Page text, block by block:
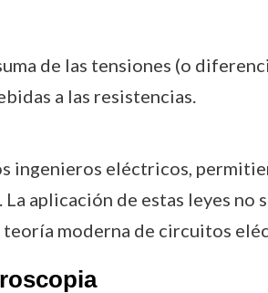
de las tensiones (o
a las resistencias.
ingenieros eléctricos,
aplicación de estas leyes no
moderna de circuitos